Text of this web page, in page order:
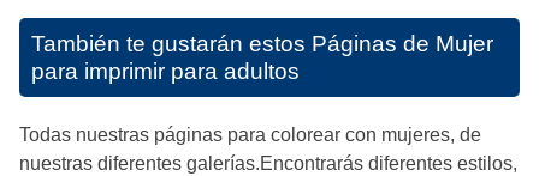
También te gustarán estos Páginas de Mujer
para imprimir para adultos
Todas nuestras páginas para colorear con mujeres, de
nuestras diferentes galerías.Encontrarás diferentes estilos,